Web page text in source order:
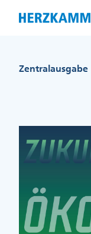
Zentralausgabe